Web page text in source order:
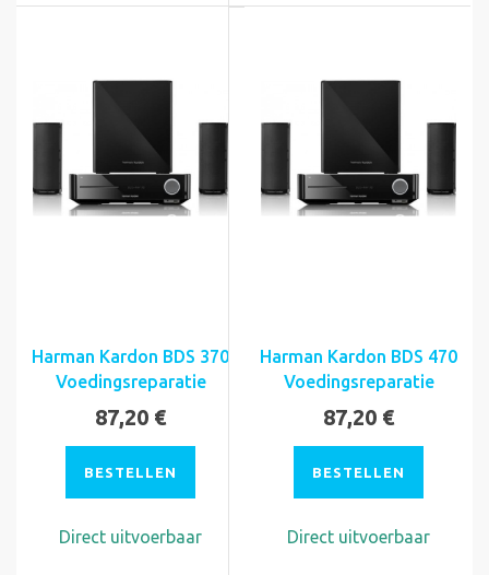
Harman Kardon BDS 370
Voedingsreparatie
87,20 €
BESTELLEN
Direct uitvoerbaar
Harman Kardon BDS 470
Voedingsreparatie
87,20 €
BESTELLEN
Direct uitvoerbaar